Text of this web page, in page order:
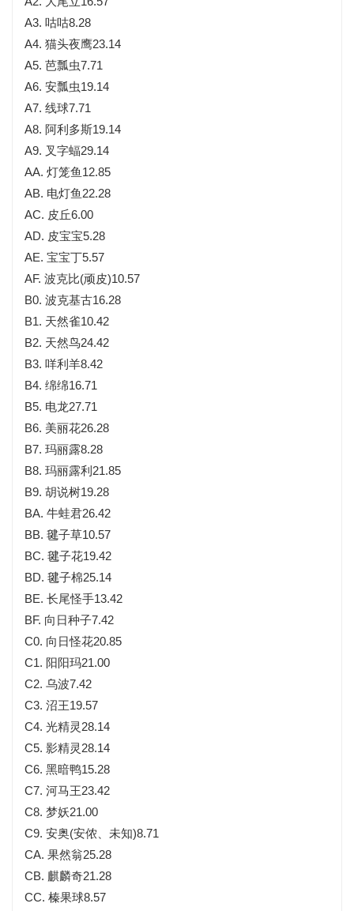
A3. 咕咕8.28
A4. 猫头夜鹰23.14
A5. 芭瓢虫7.71
A6. 安瓢虫19.14
A7. 线球7.71
A8. 阿利多斯19.14
A9. 叉字蝠29.14
AA. 灯笼鱼12.85
AB. 电灯鱼22.28
AC. 皮丘6.00
AD. 皮宝宝5.28
AE. 宝宝丁5.57
AF. 波克比(顽皮)10.57
B0. 波克基古16.28
B1. 天然雀10.42
B2. 天然鸟24.42
B3. 咩利羊8.42
B4. 绵绵16.71
B5. 电龙27.71
B6. 美丽花26.28
B7. 玛丽露8.28
B8. 玛丽露利21.85
B9. 胡说树19.28
BA. 牛蛙君26.42
BB. 毽子草10.57
BC. 毽子花19.42
BD. 毽子棉25.14
BE. 长尾怪手13.42
BF. 向日种子7.42
C0. 向日怪花20.85
C1. 阳阳玛21.00
C2. 乌波7.42
C3. 沼王19.57
C4. 光精灵28.14
C5. 影精灵28.14
C6. 黑暗鸭15.28
C7. 河马王23.42
C8. 梦妖21.00
C9. 安奥(安侬、未知)8.71
CA. 果然翁25.28
CB. 麒麟奇21.28
CC. 榛果球8.57